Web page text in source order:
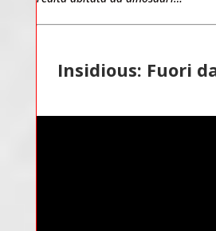
Insidious: Fuori